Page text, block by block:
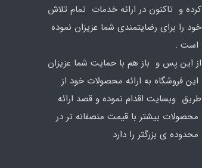
کرده و تاکنون در ارائه خدمات تمام تلاش
خود را برای رضایتمندی شما عزیزان نموده
است .
از این پس و باز هم با حمایت شما عزیزان
این فروشگاه به ارائه محصولات خود از
طریق وبسایت اقدام نموده و قصد ارائه
محصولات بیشتر با قیمت منصفانه تر در
محدوده ی بزرگتر را دارد